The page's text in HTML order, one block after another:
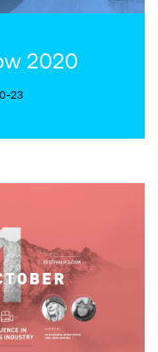
2020
23